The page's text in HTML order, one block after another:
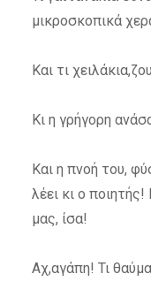
μικροσκοπικά
Και τι
Κι η γρήγορη
Και η πνοή του,
λέει κι ο
μας, ίσα!
Αχ,αγάπη! Τι